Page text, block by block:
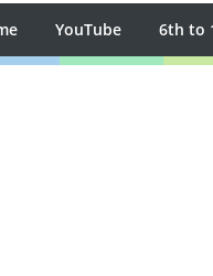
YouTube 6th to